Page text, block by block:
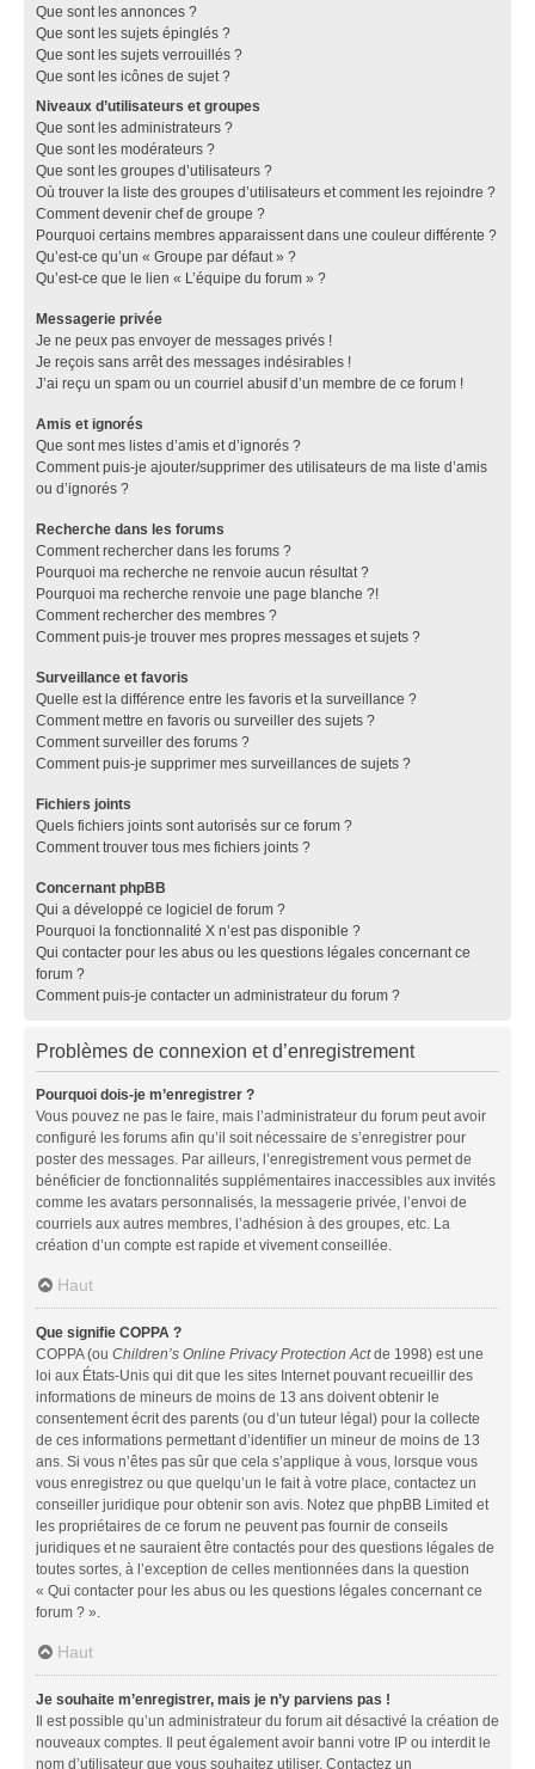
Que sont les annonces ?
Que sont les sujets épinglés ?
Que sont les sujets verrouillés ?
Que sont les icônes de sujet ?
Niveaux d’utilisateurs et groupes
Que sont les administrateurs ?
Que sont les modérateurs ?
Que sont les groupes d’utilisateurs ?
Où trouver la liste des groupes d’utilisateurs et comment les rejoindre ?
Comment devenir chef de groupe ?
Pourquoi certains membres apparaissent dans une couleur différente ?
Qu’est-ce qu’un « Groupe par défaut » ?
Qu’est-ce que le lien « L’équipe du forum » ?
Messagerie privée
Je ne peux pas envoyer de messages privés !
Je reçois sans arrêt des messages indésirables !
J’ai reçu un spam ou un courriel abusif d’un membre de ce forum !
Amis et ignorés
Que sont mes listes d’amis et d’ignorés ?
Comment puis-je ajouter/supprimer des utilisateurs de ma liste d’amis
ou d’ignorés ?
Recherche dans les forums
Comment rechercher dans les forums ?
Pourquoi ma recherche ne renvoie aucun résultat ?
Pourquoi ma recherche renvoie une page blanche ?!
Comment rechercher des membres ?
Comment puis-je trouver mes propres messages et sujets ?
Surveillance et favoris
Quelle est la différence entre les favoris et la surveillance ?
Comment mettre en favoris ou surveiller des sujets ?
Comment surveiller des forums ?
Comment puis-je supprimer mes surveillances de sujets ?
Fichiers joints
Quels fichiers joints sont autorisés sur ce forum ?
Comment trouver tous mes fichiers joints ?
Concernant phpBB
Qui a développé ce logiciel de forum ?
Pourquoi la fonctionnalité X n’est pas disponible ?
Qui contacter pour les abus ou les questions légales concernant ce
forum ?
Comment puis-je contacter un administrateur du forum ?
Problèmes de connexion et d’enregistrement
Pourquoi dois-je m’enregistrer ?
Vous pouvez ne pas le faire, mais l’administrateur du forum peut avoir
configuré les forums afin qu’il soit nécessaire de s’enregistrer pour
poster des messages. Par ailleurs, l’enregistrement vous permet de
bénéficier de fonctionnalités supplémentaires inaccessibles aux invités
comme les avatars personnalisés, la messagerie privée, l’envoi de
courriels aux autres membres, l’adhésion à des groupes, etc. La
création d’un compte est rapide et vivement conseillée.
Haut
Que signifie COPPA ?
COPPA (ou Children’s Online Privacy Protection Actde 1998) est une
loi aux États-Unis qui dit que les sites Internet pouvant recueillir des
informations de mineurs de moins de 13 ans doivent obtenir le
consentement écrit des parents (ou d’un tuteur légal) pour la collecte
de ces informations permettant d’identifier un mineur de moins de 13
ans. Si vous n’êtes pas sûr que cela s’applique à vous, lorsque vous
vous enregistrez ou que quelqu’un le fait à votre place, contactez un
conseiller juridique pour obtenir son avis. Notez que phpBB Limited et
les propriétaires de ce forum ne peuvent pas fournir de conseils
juridiques et ne sauraient être contactés pour des questions légales de
toutes sortes, à l’exception de celles mentionnées dans la question
« Qui contacter pour les abus ou les questions légales concernant ce
forum ? ».
Haut
Je souhaite m’enregistrer, mais je n’y parviens pas !
Il est possible qu’un administrateur du forum ait désactivé la création de
nouveaux comptes. Il peut également avoir banni votre IP ou interdit le
nom d’utilisateur que vous souhaitez utiliser. Contactez un